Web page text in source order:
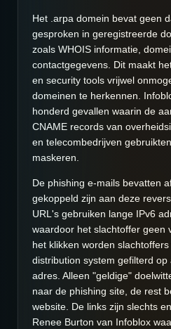
Het .arpa domein bevat geen
gesproken in geregistreerde
zoals WHOIS informatie,
contactgegevens. Dit maakt
en security tools vrijwel
domeinen te herkennen.
honderd gevallen waarin de
CNAME records van
en telecombedrijven
maskeren.
De phishing e-mails bevatten
gekoppeld zijn aan deze
URL's gebruiken lange IPv6
waardoor het slachtoffer geen
het klikken worden
distribution system gefilterd
adres. Alleen "geldige"
naar de phishing site, de rest
website. De links zijn slechts
Renee Burton van Infoblox